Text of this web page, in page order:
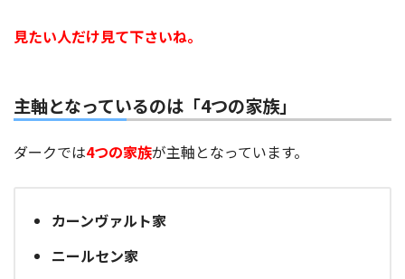
見たい人だけ見て下さいね。
主軸となっているのは「4つの家族」
ダークでは4つの家族が主軸となっています。
カーンヴァルト家
ニールセン家